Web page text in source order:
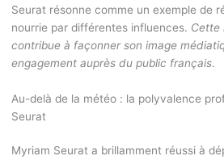
Seurat résonne comme un exemple de
nourrie par différentes influences. Cette
contribue à façonner son image
engagement auprès du public français.
Au-delà de la météo : la polyvalence
Seurat
Myriam Seurat a brillamment réussi à